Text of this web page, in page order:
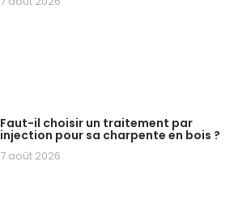
Faut-il choisir un traitement par
injection pour sa charpente en bois ?
7 août 2026